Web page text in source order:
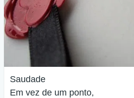
Saudade
Em vez de um ponto,